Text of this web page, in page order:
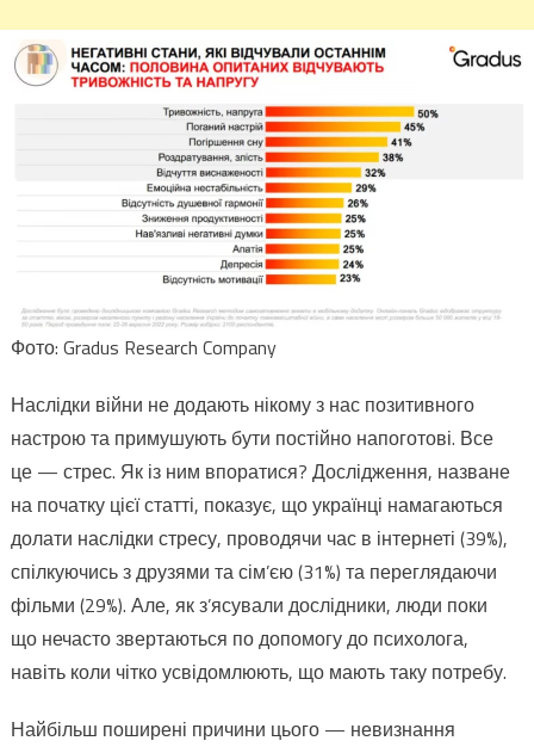
Фото: Gradus Research Company
Наслідки війни не додають нікому з нас позитивного
настрою та примушують бути постійно напоготові. Все
це — стрес. Як із ним впоратися? Дослідження, назване
на початку цієї статті, показує, що українці намагаються
долати наслідки стресу, проводячи час в інтернеті (39%),
спілкуючись з друзями та сім’єю (31%) та переглядаючи
фільми (29%). Але, як з’ясували дослідники, люди поки
що нечасто звертаються по допомогу до психолога,
навіть коли чітко усвідомлюють, що мають таку потребу.
Найбільш поширені причини цього — невизнання